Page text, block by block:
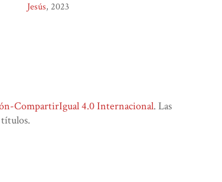
Jesús 2023
CompartirIgual 4.0 Internacional. Las
títulos.